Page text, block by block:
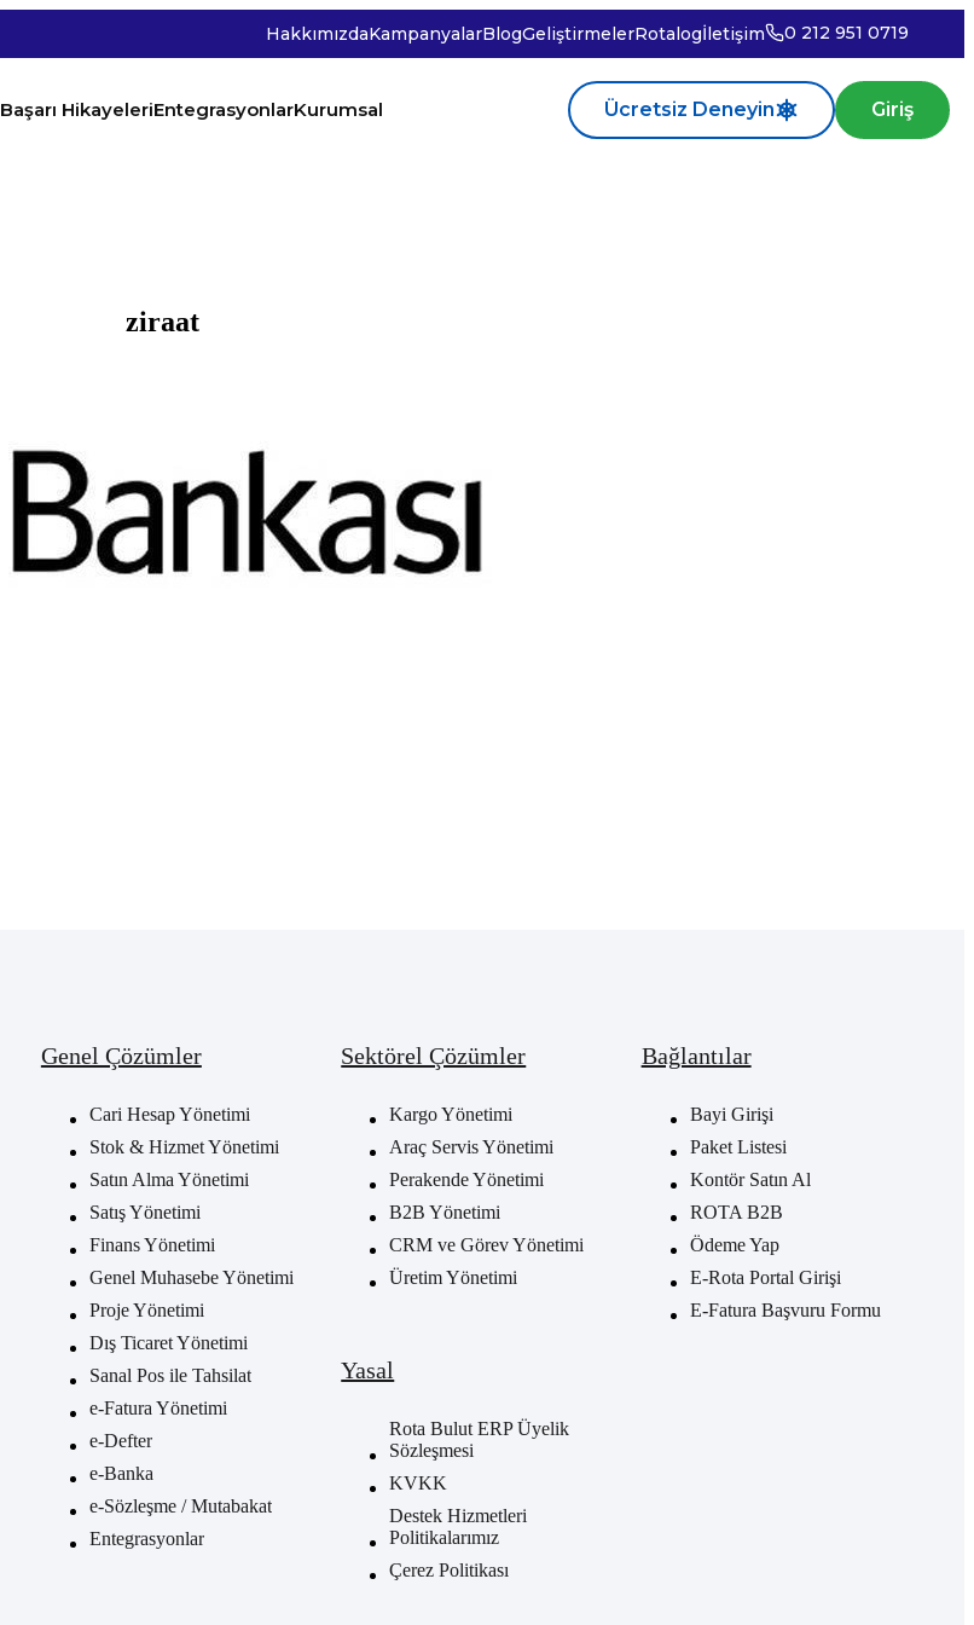
HakkımızdaKampanyalarBlogGeliştirmelerRotalogİletişim 0 212 951 0719
Başarı HikayeleriEntegrasyonlarKurumsal Ücretsiz Deneyin Giriş
ziraat
Genel Çözümler
Cari Hesap Yönetimi
Stok & Hizmet Yönetimi
Satın Alma Yönetimi
Satış Yönetimi
Finans Yönetimi
Genel Muhasebe Yönetimi
Proje Yönetimi
Dış Ticaret Yönetimi
Sanal Pos ile Tahsilat
e-Fatura Yönetimi
e-Defter
e-Banka
e-Sözleşme / Mutabakat
Entegrasyonlar
Sektörel Çözümler
Kargo Yönetimi
Araç Servis Yönetimi
Perakende Yönetimi
B2B Yönetimi
CRM ve Görev Yönetimi
Üretim Yönetimi
Yasal
Rota Bulut ERP Üyelik
Sözleşmesi
KVKK
Destek Hizmetleri
Politikalarımız
Çerez Politikası
Bağlantılar
Bayi Girişi
Paket Listesi
Kontör Satın Al
ROTA B2B
Ödeme Yap
E-Rota Portal Girişi
E-Fatura Başvuru Formu